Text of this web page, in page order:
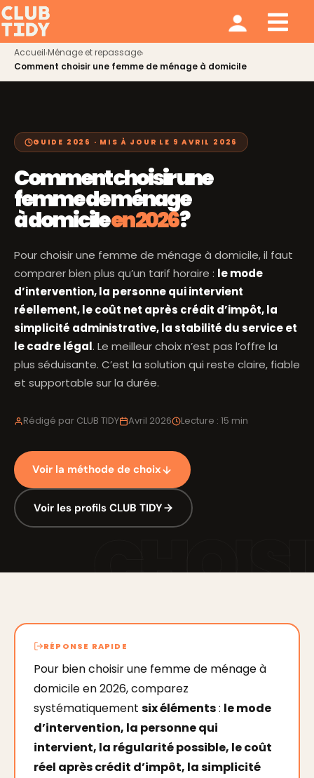
Accueil›Ménage et repassage›
Comment choisir une femme de ménage à domicile
GUIDE 2026 · MIS À JOUR LE 9 AVRIL 2026
Comment choisir une
femme de ménage
à domicileen 2026?
Pour choisir une femme de ménage à domicile, il faut
comparer bien plus qu’un tarif horaire : le mode
d’intervention, la personne qui intervient
réellement, le coût net après crédit d’impôt, la
simplicité administrative, la stabilité du service et
le cadre légal. Le meilleur choix n’est pas l’offre la
plus séduisante. C’est la solution qui reste claire, fiable
et supportable sur la durée.
Rédigé par CLUB TIDY Avril 2026 Lecture : 15 min
Voir la méthode de choix
Voir les profils CLUB TIDY
RÉPONSE RAPIDE
Pour bien choisir une femme de ménage à
domicile en 2026, comparez
systématiquement six éléments: le mode
d’intervention, la personne qui
intervient, la régularité possible, le coût
réel après crédit d’impôt, la simplicité